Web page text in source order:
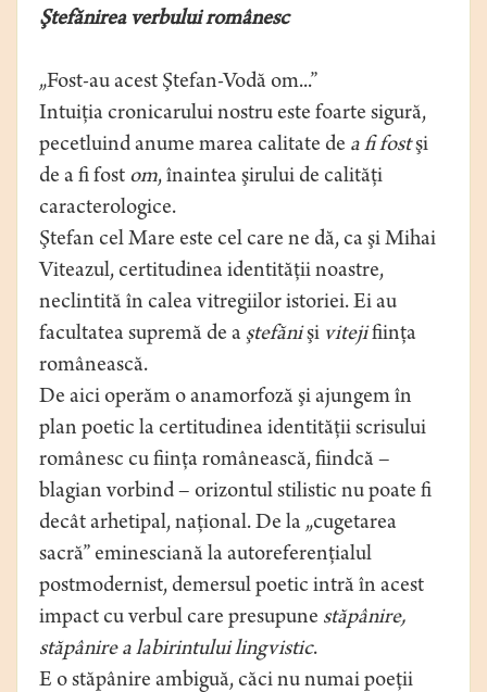
Ştefănirea verbului românesc
„Fost-au acest Ştefan-Vodă om...”
Intuiţia cronicarului nostru este foarte sigură,
pecetluind anume marea calitate de a fi fostşi
de a fi fost om, înaintea şirului de calităţi
caracterologice.
Ştefan cel Mare este cel care ne dă, ca şi Mihai
Viteazul, certitudinea identităţii noastre,
neclintită în calea vitregiilor istoriei. Ei au
facultatea supremă de a ştefănişi vitejifiinţa
românească.
De aici operăm o anamorfoză şi ajungem în
plan poetic la certitudinea identităţii scrisului
românesc cu fiinţa românească, fiindcă –
blagian vorbind – orizontul stilistic nu poate fi
decât arhetipal, naţional. De la „cugetarea
sacră” eminesciană la autoreferenţialul
postmodernist, demersul poetic intră în acest
impact cu verbul care presupune stăpânire,
stăpânire a labirintului lingvistic.
E o stăpânire ambiguă, căci nu numai poeţii